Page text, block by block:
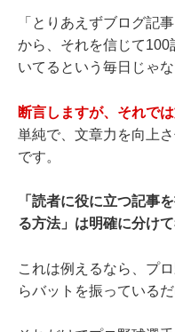
「とりあえずブログ記
から、それを信じて
いてるという毎日じゃ
断言しますが、それで
単純で、文章力を向上
です。
「読者に役に立つ記事
る方法」は明確に分け
これは例えるなら、プ
らバットを振っているだ